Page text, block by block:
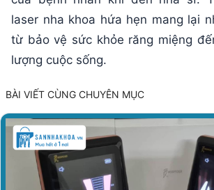
laser nha khoa hứa hẹn mang lại
từ bảo vệ sức khỏe răng miệng
lượng cuộc sống.
BÀI VIẾT CÙNG CHUYÊN MỤC